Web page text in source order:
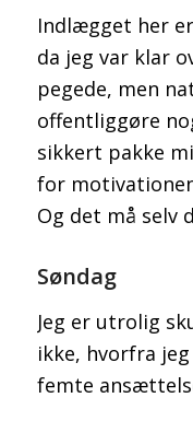
Indlægget her
da jeg var klar
pegede, men
offentliggøre
sikkert pakke
for
Og det må selv
Søndag
Jeg er utrolig
ikke, hvorfra
femte